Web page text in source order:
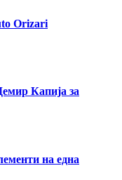
Orizari
Капија за
на една